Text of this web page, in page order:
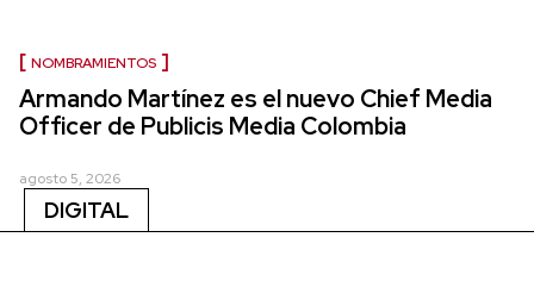
NOMBRAMIENTOS
Armando Martínez es el nuevo Chief Media
Officer de Publicis Media Colombia
agosto 5, 2026
DIGITAL